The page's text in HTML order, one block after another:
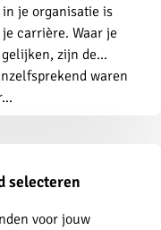
je organisatie is
carrière. Waar je
zijn de
waren
selecteren
voor jouw